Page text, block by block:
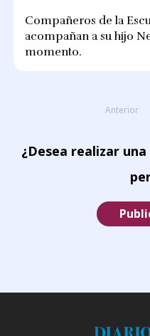
Compañeros de la
acompañan a su hijo
momento.
Anterior
¿Desea realizar